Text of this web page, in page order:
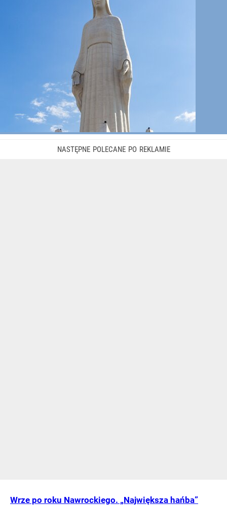
Wrze po roku Nawrockiego. „Największa hańba”